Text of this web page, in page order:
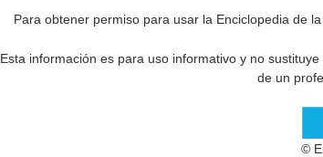
Para obtener permiso para usar la Enciclopedia de
Esta información es para uso informativo y no
de un
©